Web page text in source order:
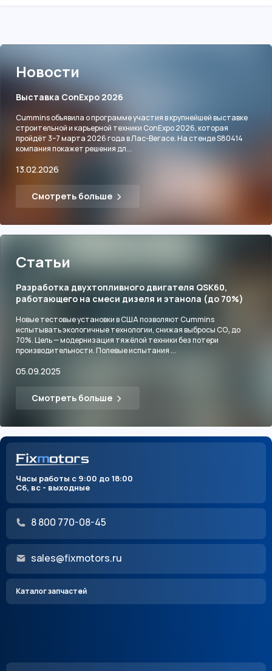
Новости
Выставка ConExpo 2026
Cummins объявила о программе участия в крупнейшей выставке
строительной и карьерной техники ConExpo 2026, которая
пройдёт 3–7 марта 2026 года в Лас-Вегасе. На стенде S80414
компания покажет решения дл...
13.02.2026
Смотреть больше
Статьи
Разработка двухтопливного двигателя QSK60,
работающего на смеси дизеля и этанола (до 70%)
Новые тестовые установки в США позволяют Cummins
испытывать экологичные технологии, снижая выбросы CO₂ до
70%. Цель — модернизация тяжёлой техники без потери
производительности. Полевые испытания ...
05.09.2025
Смотреть больше
Часы работы с 9:00 до 18:00
Сб, вс - выходные
8 800 770-08-45
sales@fixmotors.ru
Каталог запчастей